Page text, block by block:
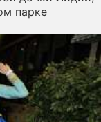
парке